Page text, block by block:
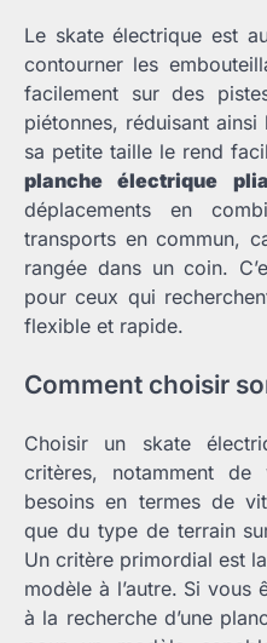
Le skate électrique est
contourner les
facilement sur des
piétonnes, réduisant
sa petite taille le rend
planche électrique
déplacements en
transports en commun,
rangée dans un coin.
pour ceux qui
flexible et rapide.
Comment choisir
Choisir un skate
critères, notamment
besoins en termes de
que du type de terrain
Un critère primordial est la
modèle à l’autre. Si vous
à la recherche d’une